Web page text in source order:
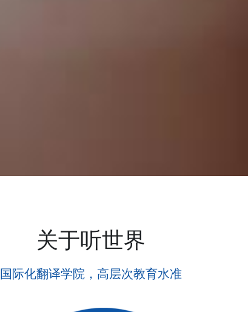
关于听世界
国际化翻译学院，高层次教育水准